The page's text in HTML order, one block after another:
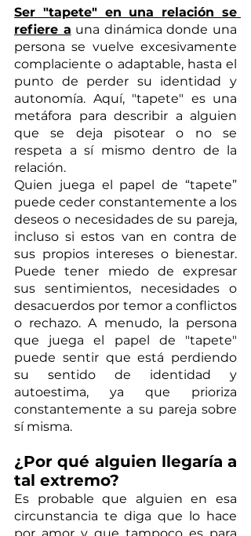
Ser "tapete" en una relación se
refiere a una dinámica donde una
persona se vuelve excesivamente
complaciente o adaptable, hasta el
punto de perder su identidad y
autonomía. Aquí, "tapete" es una
metáfora para describir a alguien
que se deja pisotear o no se
respeta a sí mismo dentro de la
relación.
Quien juega el papel de “tapete”
puede ceder constantemente a los
deseos o necesidades de su pareja,
incluso si estos van en contra de
sus propios intereses o bienestar.
Puede tener miedo de expresar
sus sentimientos, necesidades o
desacuerdos por temor a conflictos
o rechazo. A menudo, la persona
que juega el papel de "tapete"
puede sentir que está perdiendo
su sentido de identidad y
autoestima, ya que prioriza
constantemente a su pareja sobre
sí misma.
¿Por qué alguien llegaría a
tal extremo?
Es probable que alguien en esa
circunstancia te diga que lo hace